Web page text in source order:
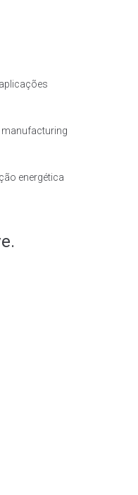
energética